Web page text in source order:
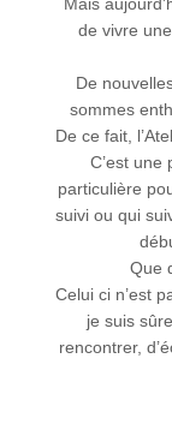
de vivre
De
sommes
De ce fait,
C’est une
particulière
suivi ou qui
Que
Celui ci n’est
je suis
rencontrer,